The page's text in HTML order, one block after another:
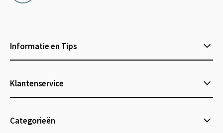
Informatie en Tips
Klantenservice
Categorieën